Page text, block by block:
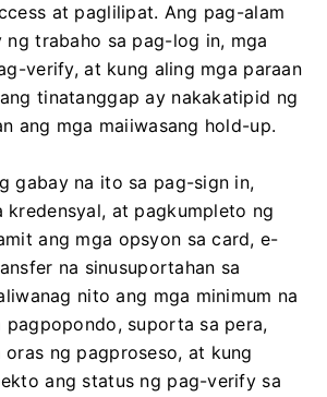
at paglilipat. Ang pag-alam
ng trabaho sa pag-log in, mga
verify, at kung aling mga paraan
tinatanggap ay nakakatipid ng
ang mga maiiwasang hold-up.
gabay na ito sa pag-sign in,
kredensyal, at pagkumpleto ng
ang mga opsyon sa card, e-
na sinusuportahan sa
nito ang mga minimum na
pagpopondo, suporta sa pera,
oras ng pagproseso, at kung
ang status ng pag-verify sa